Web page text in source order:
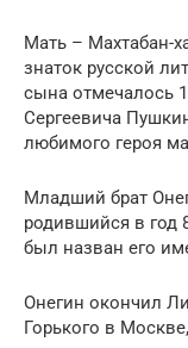
Мать – Махтабан-
знаток русской
сына отмечалось
Сергеевича
любимого героя
Младший брат
родившийся в год
был назван его
Онегин окончил
Горького в